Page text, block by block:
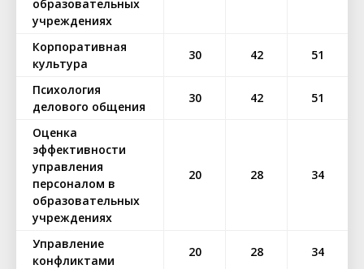
образовательных
учреждениях
Корпоративная
культура
30 42 51
Психология
делового общения
30 42 51
Оценка
эффективности
управления
персоналом в
образовательных
учреждениях
20 28 34
Управление
конфликтами
20 28 34